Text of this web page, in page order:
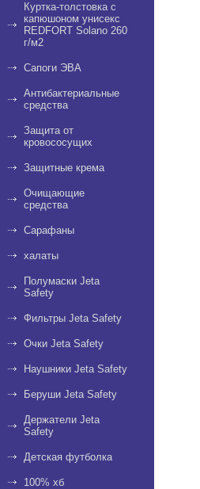
Куртка-толстовка с
капюшоном унисекс
REDFORT Solano 260
г/м2
Сапоги ЭВА
Антибактериальные
средства
Защита от
кровососущих
Защитные крема
Очищающие
средства
Сарафаны
халаты
Полумаски Jeta
Safety
Фильтры Jeta Safety
Очки Jeta Safety
Наушники Jeta Safety
Беруши Jeta Safety
Держатели Jeta
Safety
Детская футболка
100% хб